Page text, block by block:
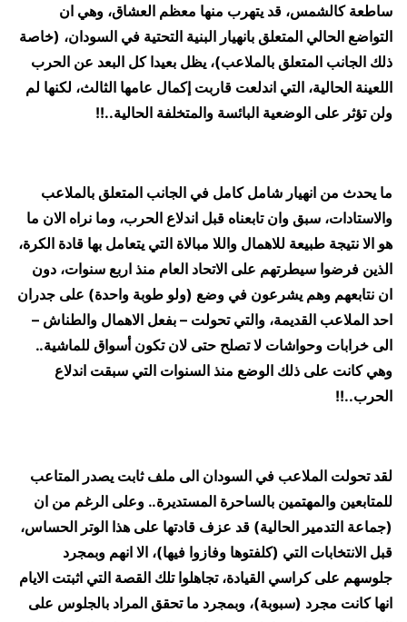
ساطعة كالشمس، قد يتهرب منها معظم العشاق، وهي ان
التواضع الحالي المتعلق بانهيار البنية التحتية في السودان، (خاصة
ذلك الجانب المتعلق بالملاعب)، يظل بعيدا كل البعد عن الحرب
اللعينة الحالية، التي اندلعت قاربت إكمال عامها الثالث، لكنها لم
ولن تؤثر على الوضعية البائسة والمتخلفة الحالية..!!
ما يحدث من انهيار شامل كامل في الجانب المتعلق بالملاعب
والاستادات، سبق وان تابعناه قبل اندلاع الحرب، وما نراه الان ما
هو الا نتيجة طبيعة للاهمال واللا مبالاة التي يتعامل بها قادة الكرة،
الذين فرضوا سيطرتهم على الاتحاد العام منذ اربع سنوات، دون
ان نتابعهم وهم يشرعون في وضع (ولو طوبة واحدة) على جدران
احد الملاعب القديمة، والتي تحولت – بفعل الاهمال والطناش –
الى خرابات وحواشات لا تصلح حتى لان تكون أسواق للماشية..
وهي كانت على ذلك الوضع منذ السنوات التي سبقت اندلاع
الحرب..!!
لقد تحولت الملاعب في السودان الى ملف ثابت يصدر المتاعب
للمتابعين والمهتمين بالساحرة المستديرة.. وعلى الرغم من ان
(جماعة التدمير الحالية) قد عزف قادتها على هذا الوتر الحساس،
قبل الانتخابات التي (كلفتوها وفازوا فيها)، الا انهم وبمجرد
جلوسهم على كراسي القيادة، تجاهلوا تلك القصة التي اثبتت الايام
انها كانت مجرد (سبوبة)، وبمجرد ما تحقق المراد بالجلوس على